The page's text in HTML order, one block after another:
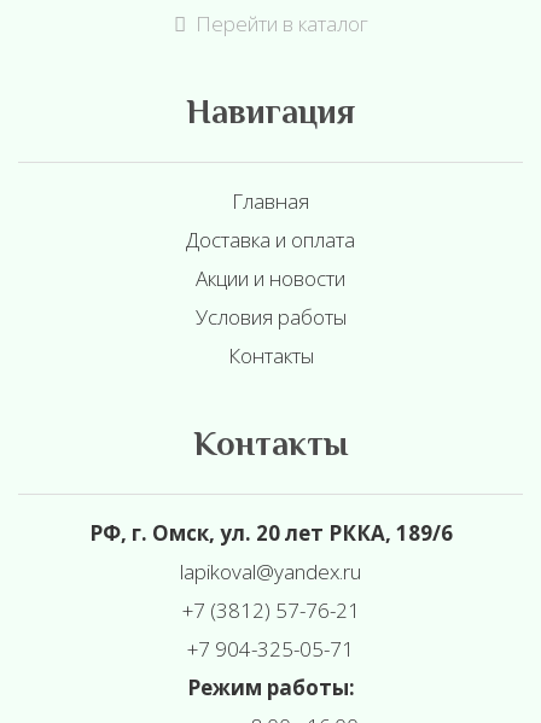
Перейти в каталог
Навигация
Главная
Доставка и оплата
Акции и новости
Условия работы
Контакты
Контакты
РФ, г. Омск, ул. 20 лет РККА, 189/6
lapikoval@yandex.ru
+7 (3812) 57-76-21
+7 904-325-05-71
Режим работы: